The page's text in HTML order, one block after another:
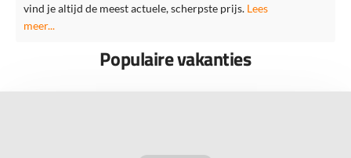
vind je altijd de meest actuele, scherpste prijs. Lees
meer...
Populaire vakanties